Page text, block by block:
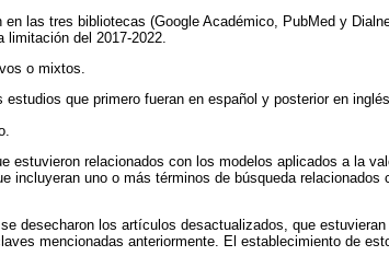
las tres bibliotecas (Google Académico, PubMed y
limitación del 2017-2022.
o mixtos.
que primero fueran en español y posterior en
estuvieron relacionados con los modelos aplicados a la
incluyeran uno o más términos de búsqueda relacionados
desecharon los artículos desactualizados, que
mencionadas anteriormente. El establecimiento de